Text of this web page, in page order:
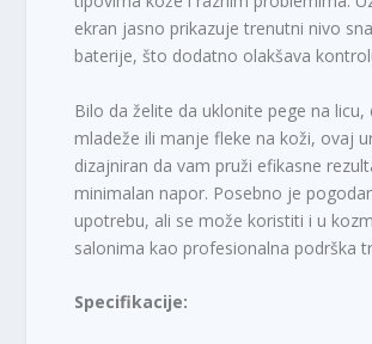
ekran jasno prikazuje trenutni nivo
baterije, što dodatno olakšava
Bilo da želite da uklonite pege na licu,
mladeže ili manje fleke na koži, ovaj
dizajniran da vam pruži efikasne
minimalan napor. Posebno je
upotrebu, ali se može koristiti i u
salonima kao profesionalna podrška
Specifikacije: